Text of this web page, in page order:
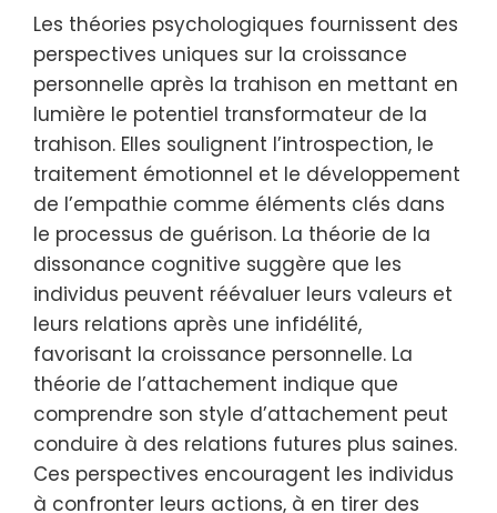
Les théories psychologiques fournissent des
perspectives uniques sur la croissance
personnelle après la trahison en mettant en
lumière le potentiel transformateur de la
trahison. Elles soulignent l’introspection, le
traitement émotionnel et le développement
de l’empathie comme éléments clés dans
le processus de guérison. La théorie de la
dissonance cognitive suggère que les
individus peuvent réévaluer leurs valeurs et
leurs relations après une infidélité,
favorisant la croissance personnelle. La
théorie de l’attachement indique que
comprendre son style d’attachement peut
conduire à des relations futures plus saines.
Ces perspectives encouragent les individus
à confronter leurs actions, à en tirer des